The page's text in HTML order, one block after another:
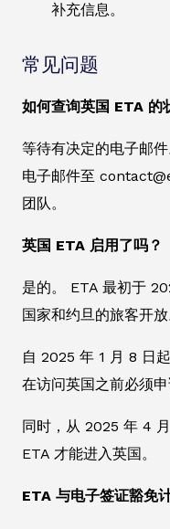
补充信息。
常见问题
如何查询英国 ETA 的
等待有决定的电子邮
电子邮件至
团队。
英国 ETA 启用了吗？
是的。 ETA 最初于
国家和约旦的旅客开放
自 2025 年 1 月 8 日
在访问英国之前必须
同时，从 2025 年 4
ETA 才能进入英国。
ETA 与电子签证豁免